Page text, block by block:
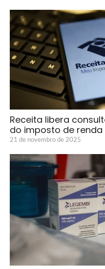
Receita libera
do imposto de renda
21 de novembro de 2025